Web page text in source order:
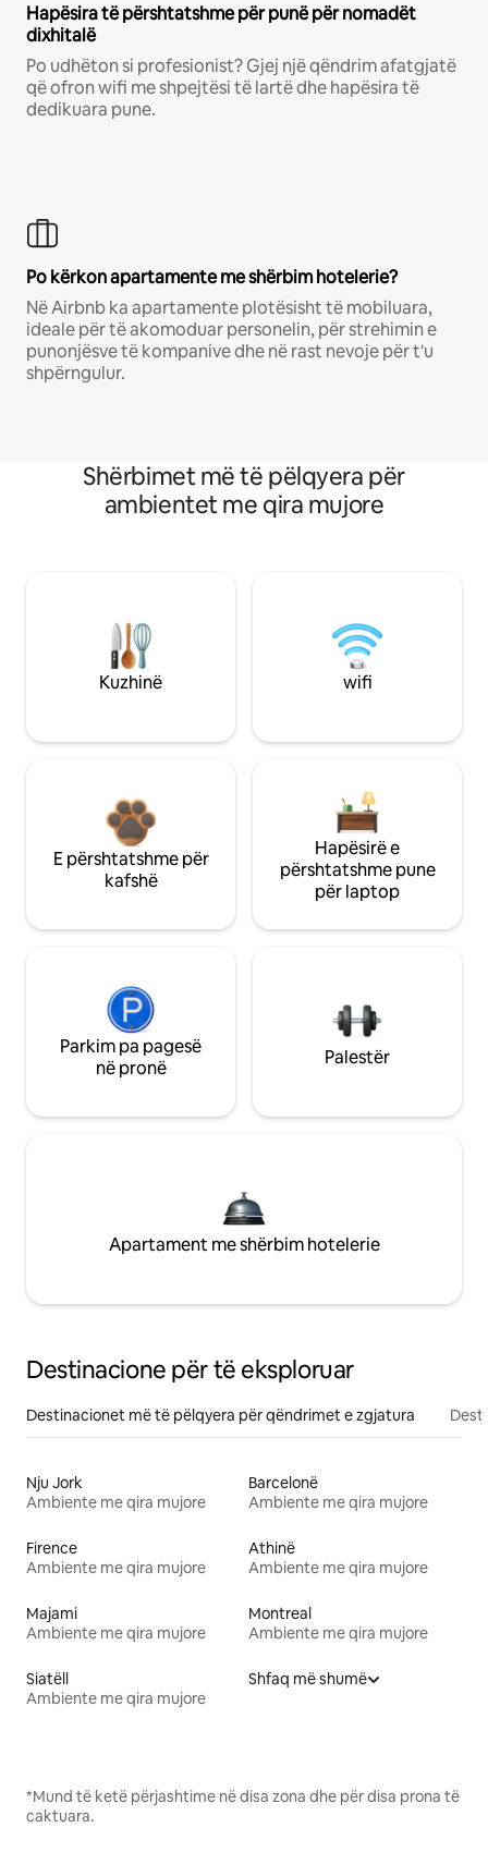
Hapësira të përshtatshme për punë për nomadët
dixhitalë
Po udhëton si profesionist? Gjej një qëndrim afatgjatë
që ofron wifi me shpejtësi të lartë dhe hapësira të
dedikuara pune.
Po kërkon apartamente me shërbim hotelerie?
Në Airbnb ka apartamente plotësisht të mobiluara,
ideale për të akomoduar personelin, për strehimin e
punonjësve të kompanive dhe në rast nevoje për t'u
shpërngulur.
Shërbimet më të pëlqyera për
ambientet me qira mujore
Kuzhinë wifi
E përshtatshme për
kafshë
Hapësirë e
përshtatshme pune
për laptop
Parkim pa pagesë
në pronë
Palestër
Apartament me shërbim hotelerie
Destinacione për të eksploruar
Destinacionet më të pëlqyera për qëndrimet e zgjatura
Nju Jork
Ambiente me qira mujore
Barcelonë
Ambiente me qira mujore
Firence
Ambiente me qira mujore
Athinë
Ambiente me qira mujore
Majami
Ambiente me qira mujore
Montreal
Ambiente me qira mujore
Siatëll
Ambiente me qira mujore
Shfaq më shumë
*Mund të ketë përjashtime në disa zona dhe për disa prona të
caktuara.